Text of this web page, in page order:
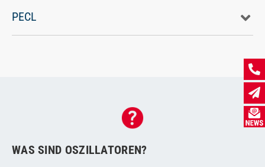
PECL
WAS SIND OSZILLATOREN?